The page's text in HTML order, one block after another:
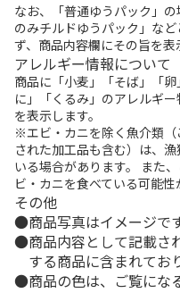
なお、「普通ゆうパック」
のみチルドゆうパック」な
ず、商品内容欄にその旨を表
アレルギー情報について
商品に「小麦」「そば」「
に」「くるみ」のアレルギ
を表示します。
※エビ・カニを除く魚介類
された加工品も含む）は、
いる場合があります。 また
ビ・カニを食べている可能性
その他
商品写真はイメージです
商品内容として記載さ
する商品に含まれてお
商品の色は、ご覧にな